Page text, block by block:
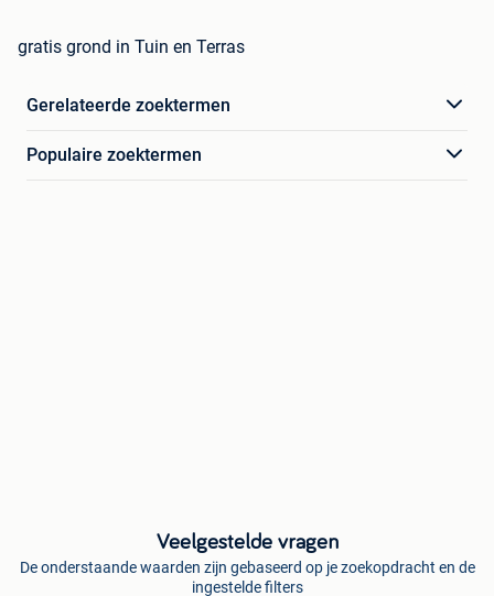
gratis grond in Tuin en Terras
Gerelateerde zoektermen
Populaire zoektermen
Veelgestelde vragen
De onderstaande waarden zijn gebaseerd op je zoekopdracht en de
ingestelde filters